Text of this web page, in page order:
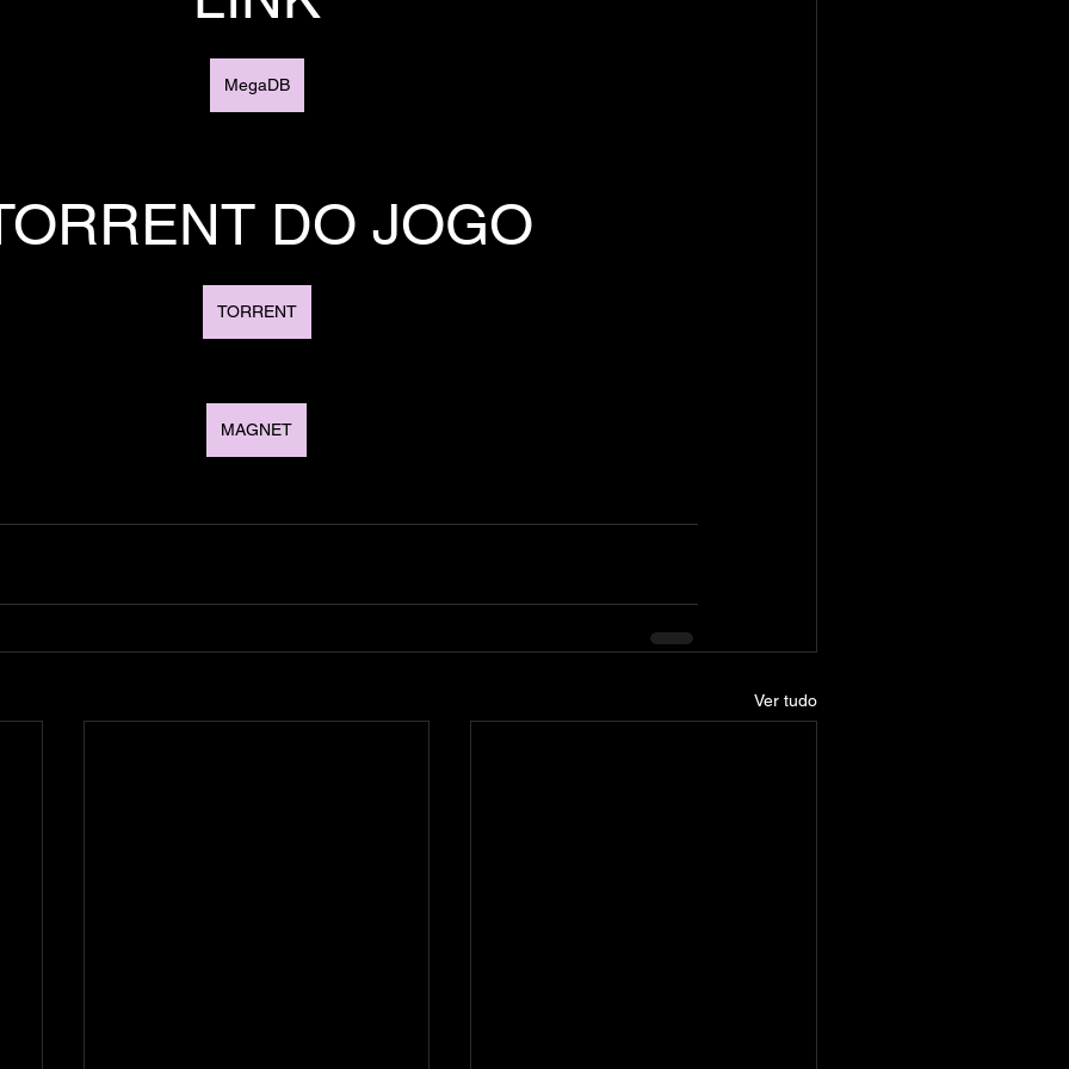
MegaDB
DO JOGO
TORRENT
MAGNET
Ver tudo